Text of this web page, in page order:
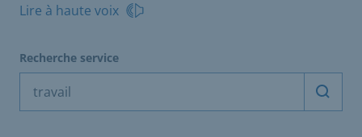
Lire à haute voix
Recherche service